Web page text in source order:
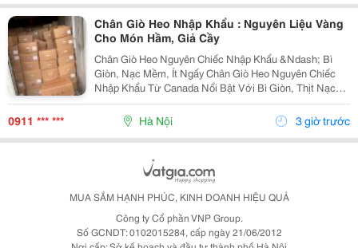
Chân Giò Heo Nhập Khẩu : Nguyên Liệu Vàng
Cho Món Hầm, Giả Cầy
Chân Giò Heo Nguyên Chiếc Nhập Khẩu &Ndash; Bì
Giòn, Nạc Mềm, Ít Ngấy Chân Giò Heo Nguyên Chiếc
Nhập Khẩu Từ Canada Nổi Bật Với Bì Giòn, Thịt Nạc
Mềm, Ít Mỡ , Phần Mỡ Béo Vừa Phải Nên Ăn Thơm Mà
Không Ngấy. Đây Là Nguyên Liệu Lý Tưởng Cho Các
0911 *** *** Hà Nội 3 giờ trước
MUA SẮM HẠNH PHÚC, KINH DOANH HIỆU QUẢ
Công ty Cổ phần VNP Group.
Số GCNDT: 0102015284, cấp ngày 21/06/2012